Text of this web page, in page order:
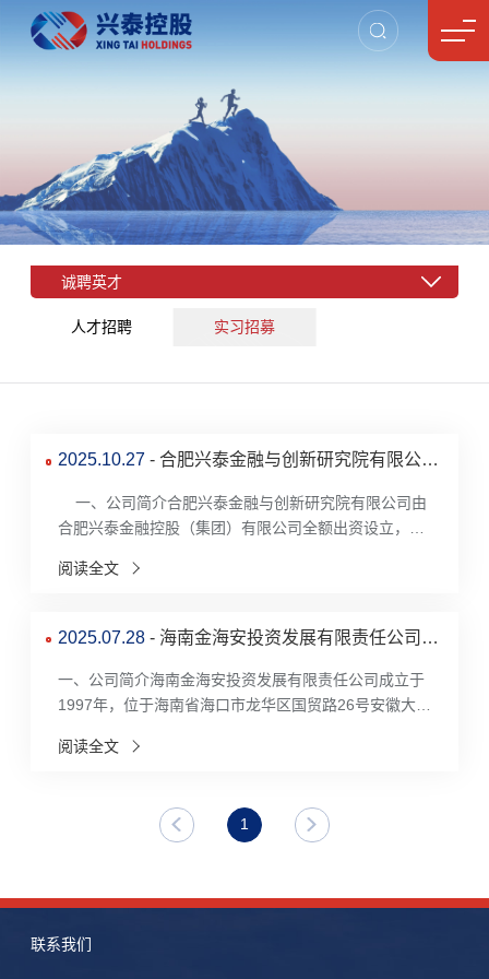
诚聘英才
人才招聘 实习招募
2025.10.27- 合肥兴泰金融与创新研究院有限公司
一、公司简介合肥兴泰金融与创新研究院有限公司由
合肥兴泰金融控股（集团）有限公司全额出资设立，负
阅读全文
2025.07.28- 海南金海安投资发展有限责任公司资
一、公司简介海南金海安投资发展有限责任公司成立于
1997年，位于海南省海口市龙华区国贸路26号安徽大厦
阅读全文
1
联系我们